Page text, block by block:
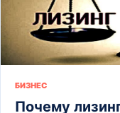
БИЗНЕС
Почему